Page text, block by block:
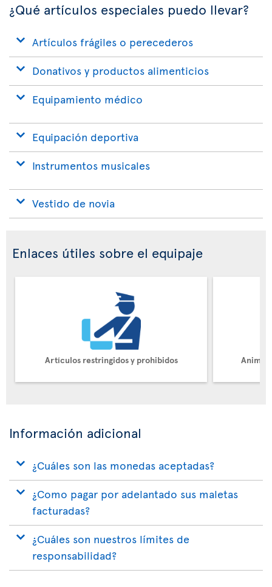
¿Qué artículos especiales puedo llevar?
Artículos frágiles o perecederos
Donativos y productos alimenticios
Equipamiento médico
Equipación deportiva
Instrumentos musicales
Vestido de novia
Enlaces útiles sobre el equipaje
Artículos restringidos y prohibidos
Información adicional
¿Cuáles son las monedas aceptadas?
¿Como pagar por adelantado sus maletas
facturadas?
¿Cuáles son nuestros límites de
responsabilidad?